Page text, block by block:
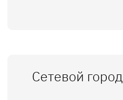
Сетевой город